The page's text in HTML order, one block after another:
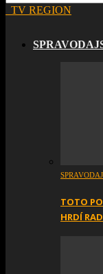
TV REGION
TOTO
HRDÍ